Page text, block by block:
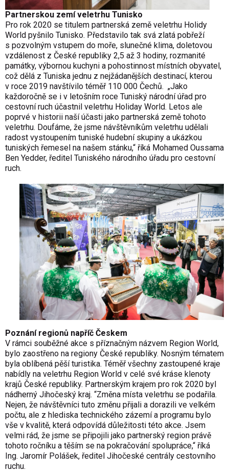
Partnerskou zemí veletrhu Tunisko
Pro rok 2020 se titulem partnerská země veletrhu Holidy
World pyšnilo Tunisko. Představilo tak svá zlatá pobřeží
s pozvolným vstupem do moře, slunečné klima, doletovou
vzdálenost z České republiky 2,5 až 3 hodiny, rozmanité
památky, výbornou kuchyni a pohostinnost místních obyvatel,
což dělá z Tuniska jednu z nejžádanějších destinací, kterou
v roce 2019 navštívilo téměř 110 000 Čechů. „Jako
každoročně se i v letošním roce Tuniský národní úřad pro
cestovní ruch účastnil veletrhu Holiday World. Letos ale
poprvé v historii naší účasti jako partnerská země tohoto
veletrhu. Doufáme, že jsme návštěvníkům veletrhu udělali
radost vystoupením tuniské hudební skupiny a ukázkou
tuniských řemesel na našem stánku,“ říká Mohamed Oussama
Ben Yedder, ředitel Tuniského národního úřadu pro cestovní
ruch.
Poznání regionů napříč Českem
V rámci souběžné akce s příznačným názvem Region World,
bylo zaostřeno na regiony České republiky. Nosným tématem
byla oblíbená pěší turistika. Téměř všechny zastoupené kraje
nabídly na veletrhu Region World v celé své kráse klenoty
krajů České republiky. Partnerským krajem pro rok 2020 byl
nádherný Jihočeský kraj. “Změna místa veletrhu se podařila.
Nejen, že návštěvníci tuto změnu přijali a dorazili ve velkém
počtu, ale z hlediska technického zázemí a programu bylo
vše v kvalitě, která odpovídá důležitosti této akce. Jsem
velmi rád, že jsme se připojili jako partnerský region právě
tohoto ročníku a těším se na pokračování spolupráce,“ říká
Ing. Jaromír Polášek, ředitel Jihočeské centrály cestovního
ruchu.